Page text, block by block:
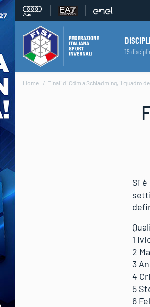
15
Home Finali di Cdm a Schladming, il quadro
Si
1
2
3
4
5
6